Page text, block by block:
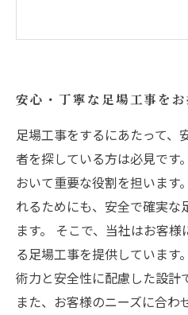
安心・丁寧な足場工事をお
足場工事をするにあたって、
者を探している方は必見です
おいて重要な役割を担います
れるためにも、安全で確実
ます。 そこで、当社はお客
る足場工事を提供しています
術力と安全性に配慮した設計
また、お客様のニーズに合わ